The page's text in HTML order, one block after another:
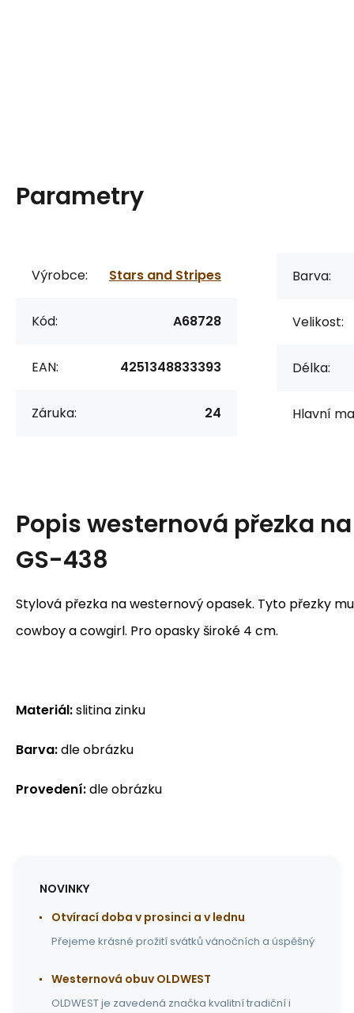
Parametry
Výrobce: Stars and Stripes
Kód: A68728
EAN: 4251348833393
Záruka: 24
Barva:
Velikost:
Délka:
Hlavní
Popiswesternová přezka
GS-438
Stylová přezka na westernový opasek. Tyto přezky
cowboy a cowgirl. Pro opasky široké 4 cm.
Materiál:slitina zinku
Barva:dle obrázku
Provedení:dle obrázku
NOVINKY
Otvírací doba v prosinci a v lednu
Přejeme krásné prožití svátků vánočních a úspěšný
Westernová obuv OLDWEST
OLDWEST je zavedená značka kvalitní tradiční i